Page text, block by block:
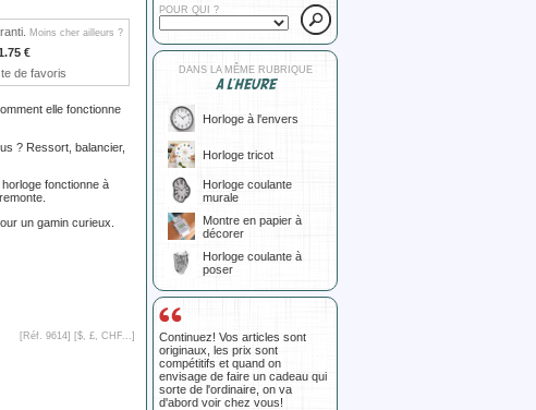
Moins cher ailleurs ?
€
de favoris
elle fonctionne
? Ressort, balancier,
fonctionne à
un gamin curieux.
[Réf. 9614] [$, £, CHF...]
POUR QUI ?
DANS LA MÊME RUBRIQUE
A L'HEURE
Horloge à l'envers
Horloge tricot
Horloge coulante
murale
Montre en papier à
décorer
Horloge coulante à
poser
Continuez! Vos articles sont
originaux, les prix sont
compétitifs et quand on
envisage de faire un cadeau qui
sorte de l'ordinaire, on va
d'abord voir chez vous!